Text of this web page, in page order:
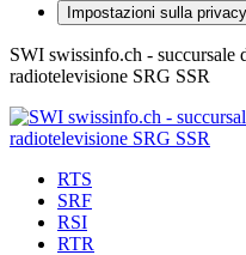
Impostazioni sulla privacy
SWI swissinfo.ch - succursale
radiotelevisione SRG SSR
RTS
SRF
RSI
RTR